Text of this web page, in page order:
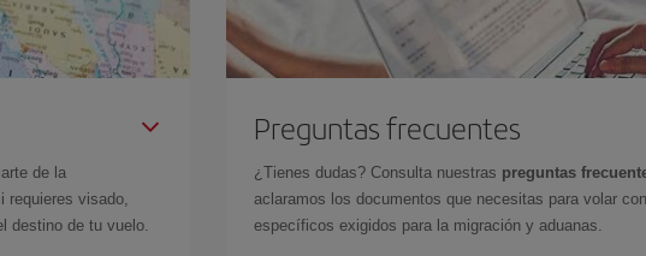
de la
requieres visado,
destino de tu vuelo.
Preguntas frecuentes
¿Tienes dudas? Consulta nuestras preguntas
aclaramos los documentos que necesitas para volar
específicos exigidos para la migración y aduanas.